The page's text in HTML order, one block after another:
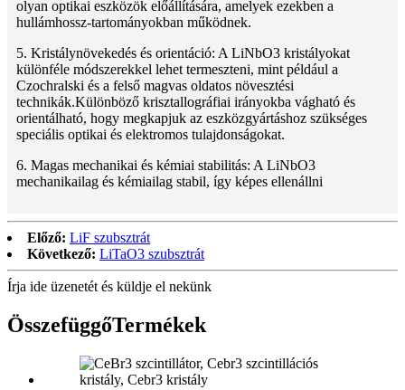
olyan optikai eszközök előállítására, amelyek ezekben a
hullámhossz-tartományokban működnek.
5. Kristálynövekedés és orientáció: A LiNbO3 kristályokat
különféle módszerekkel lehet termeszteni, mint például a
Czochralski és a felső magvas oldatos növesztési
technikák.Különböző krisztallográfiai irányokba vágható és
orientálható, hogy megkapjuk az eszközgyártáshoz szükséges
speciális optikai és elektromos tulajdonságokat.
6. Magas mechanikai és kémiai stabilitás: A LiNbO3
mechanikailag és kémiailag stabil, így képes ellenállni
Előző: LiF szubsztrát
Következő: LiTaO3 szubsztrát
Írja ide üzenetét és küldje el nekünk
ÖsszefüggőTermékek